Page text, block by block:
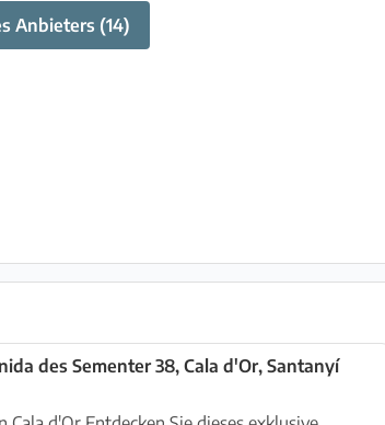
Anbieters (14)
des Sementer 38, Cala d'Or, Santanyí